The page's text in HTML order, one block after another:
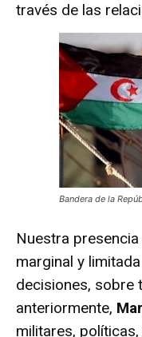
través de las
Bandera de la
Nuestra
marginal y
decisiones, sobre
anteriormente,
militares,